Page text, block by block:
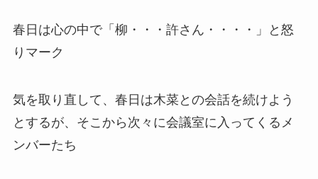
春日は心の中で「柳・・・許さん・・・・」と怒
りマーク
気を取り直して、春日は木菜との会話を続けよう
とするが、そこから次々に会議室に入ってくるメ
ンバーたち